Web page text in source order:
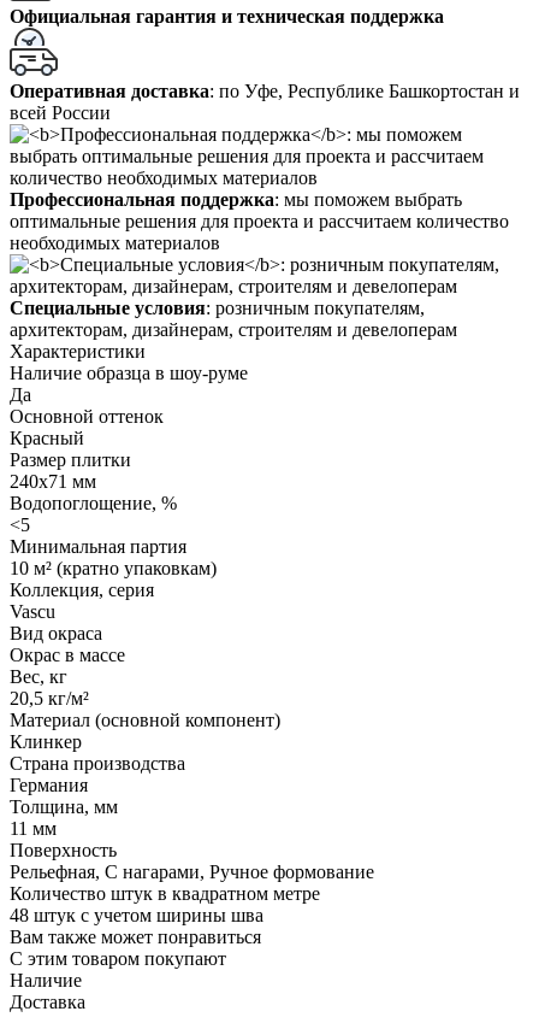
Официальная гарантия и техническая поддержка
Оперативная доставка: по Уфе, Республике Башкортостан и
всей России
Профессиональная поддержка: мы поможем выбрать
оптимальные решения для проекта и рассчитаем количество
необходимых материалов
Специальные условия: розничным покупателям,
архитекторам, дизайнерам, строителям и девелоперам
Характеристики
Наличие образца в шоу-руме
Да
Основной оттенок
Красный
Размер плитки
240x71 мм
Водопоглощение, %
<5
Минимальная партия
10 м² (кратно упаковкам)
Коллекция, серия
Vascu
Вид окраса
Окрас в массе
Вес, кг
20,5 кг/м²
Материал (основной компонент)
Клинкер
Страна производства
Германия
Толщина, мм
11 мм
Поверхность
Рельефная, С нагарами, Ручное формование
Количество штук в квадратном метре
48 штук с учетом ширины шва
Вам также может понравиться
С этим товаром покупают
Наличие
Доставка